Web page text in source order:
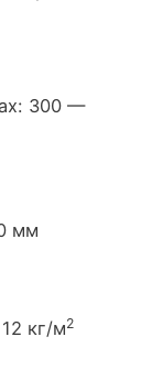
300 —
мм
кг/м2